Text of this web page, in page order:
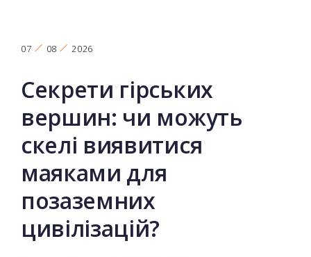
07 08 2026
Секрети гірських
вершин: чи можуть
скелі виявитися
маяками для
позаземних
цивілізацій?